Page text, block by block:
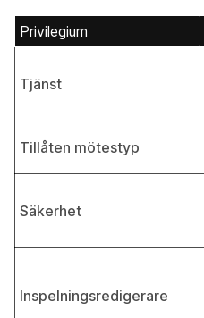
Privilegium
Tjänst
Tillåten mötestyp
Säkerhet
Inspelningsredigerare